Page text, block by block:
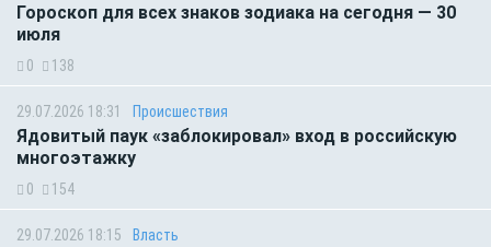
Гороскоп для всех знаков зодиака на сегодня — 30
июля
0 138
29.07.2026 18:31 Происшествия
Ядовитый паук «заблокировал» вход в российскую
многоэтажку
0 154
29.07.2026 18:15 Власть